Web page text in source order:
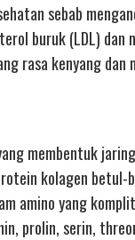
sebab
buruk (LDL)
rasa kenyang
membentuk
kolagen
amino yang
prolin, serin,